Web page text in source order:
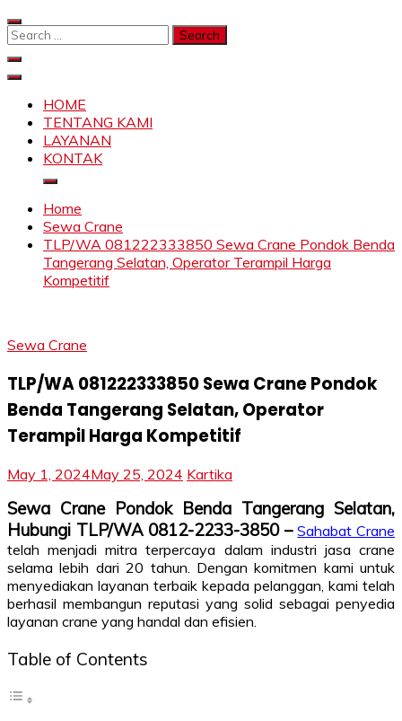
Skip
to
Search
SKYLIFTHOME
TENTANG KAMI
LAYANAN
KONTAK
Home
Sewa Crane
TLP/WA 081222333850 Sewa Crane Pondok Benda
Tangerang Selatan, Operator Terampil Harga
Kompetitif
Sewa Crane
TLP/WA 081222333850 Sewa Crane Pondok
Benda Tangerang Selatan, Operator
Terampil Harga Kompetitif
May 1, 2024May 25, 2024 Kartika
Sewa Crane Pondok Benda Tangerang Selatan,
Hubungi TLP/WA 0812-2233-3850 –Sahabat Crane
telah menjadi mitra terpercaya dalam industri jasa crane
selama lebih dari 20 tahun. Dengan komitmen kami untuk
menyediakan layanan terbaik kepada pelanggan, kami telah
berhasil membangun reputasi yang solid sebagai penyedia
layanan crane yang handal dan efisien.
Table of Contents